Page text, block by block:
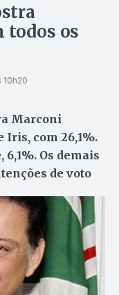
todos os
10h20
Marconi
Iris, com 26,1%.
Os demais
de voto